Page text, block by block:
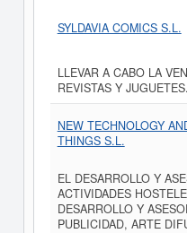
SYLDAVIA COMICS S.L.
LLEVAR A CABO LA
REVISTAS Y JUGUETES.
NEW TECHNOLOGY
THINGS S.L.
EL DESARROLLO Y
ACTIVIDADES
DESARROLLO Y
PUBLICIDAD, ARTE